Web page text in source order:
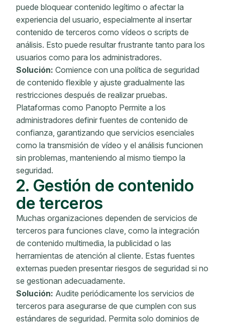
puede bloquear contenido legítimo o afectar la
experiencia del usuario, especialmente al insertar
contenido de terceros como vídeos o scripts de
análisis. Esto puede resultar frustrante tanto para los
usuarios como para los administradores.
Solución: Comience con una política de seguridad
de contenido flexible y ajuste gradualmente las
restricciones después de realizar pruebas.
Plataformas como Panopto Permite a los
administradores definir fuentes de contenido de
confianza, garantizando que servicios esenciales
como la transmisión de vídeo y el análisis funcionen
sin problemas, manteniendo al mismo tiempo la
seguridad.
2. Gestión de contenido
de terceros
Muchas organizaciones dependen de servicios de
terceros para funciones clave, como la integración
de contenido multimedia, la publicidad o las
herramientas de atención al cliente. Estas fuentes
externas pueden presentar riesgos de seguridad si no
se gestionan adecuadamente.
Solución: Audite periódicamente los servicios de
terceros para asegurarse de que cumplen con sus
estándares de seguridad. Permita solo dominios de